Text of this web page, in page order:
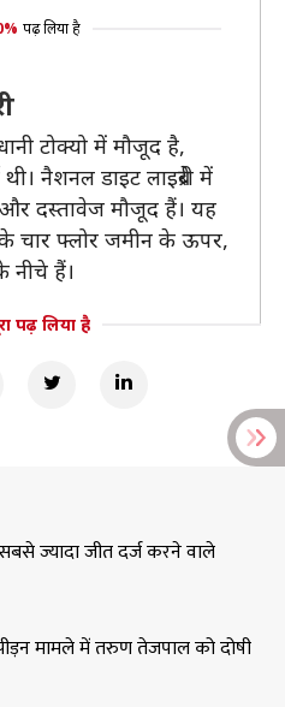
पढ़ लिया है
टोक्यो में मौजूद है,
नैशनल डाइट लाइब्रेरी में
दस्तावेज मौजूद हैं। यह
चार फ्लोर जमीन के ऊपर,
हैं।
पढ़ लिया है
ज्यादा जीत दर्ज करने वाले
मामले में तरुण तेजपाल को दोषी